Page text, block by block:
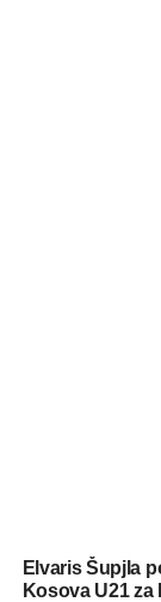
Elvaris Šupjla
Kosova U21